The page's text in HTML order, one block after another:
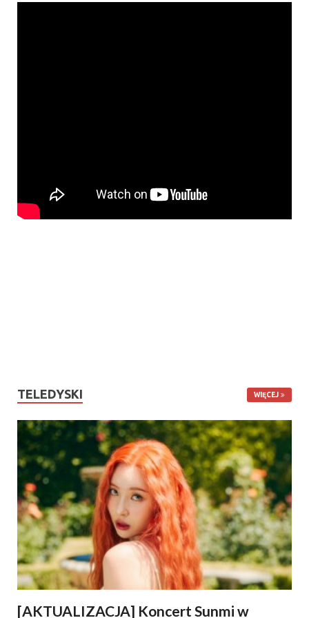
TELEDYSKI WIĘCEJ
[AKTUALIZACJA] Koncert Sunmi w